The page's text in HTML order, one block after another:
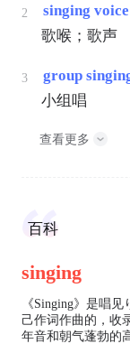
2
singing voice
歌喉；歌声
3
group
小组唱
查看更多
百科
singing
《Singing》是唱
己作词作曲的，收
年音和朝气蓬勃的